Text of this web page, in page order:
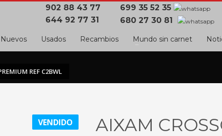
902 88 43 77
644 92 77 31
699 35 52 35
680 27 30 81
Nuevos Usados Recambios Mundo sin carnet
REF C2BWL
VENDIDO
AIXAM